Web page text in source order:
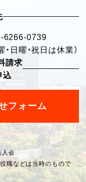
6266-0739
日曜・祝日は休業）
請求
込
フォーム
人会.
職などは当時のもので